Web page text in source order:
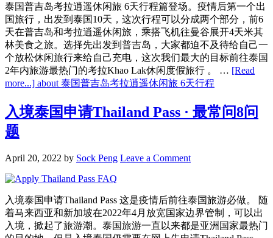
泰国普吉岛考拉逍遥休闲旅 6天行程篇登场。疫情后第一个出
国旅行，出发到泰国10天，这次行程可以分成两个部分，前6
天在普吉岛和考拉逍遥休闲旅，乘搭飞机往曼谷展开4天米其
林美食之旅。选择先出发到普吉岛，大家都迫不及待给自己一
个放松休闲旅行来给自己充电，这次我们最大的目标前往泰国
2年内旅游最热门的考拉Khao Lak休闲度假旅行 。 … [Read
more...] about 泰国普吉岛考拉逍遥休闲旅 6天行程
入境泰国申请Thailand Pass · 最常问8问
题
April 20, 2022 by Sock Peng Leave a Comment
入境泰国申请Thailand Pass 这是疫情后前往泰国旅游必做。 随
着马来西亚和新加坡在2022年4月放宽国家边界管制，可以出
入境，掀起了旅游潮。泰国旅游一直以来都是亚洲国家最热门